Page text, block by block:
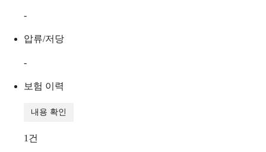
-
압류/저당
-
보험 이력
내용 확인
1 건